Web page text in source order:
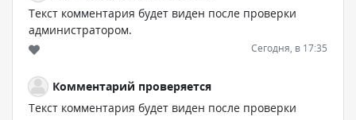
Текст комментария будет виден после проверки
администратором.
Сегодня, в 17:35
Комментарий проверяется
Текст комментария будет виден после проверки